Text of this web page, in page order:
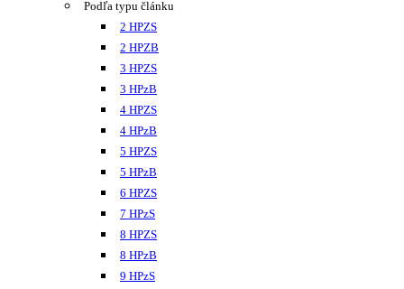
Podľa typu článku
2 HPZS
2 HPZB
3 HPZS
3 HPzB
4 HPZS
4 HPzB
5 HPZS
5 HPzB
6 HPZS
7 HPzS
8 HPZS
8 HPzB
9 HPzS